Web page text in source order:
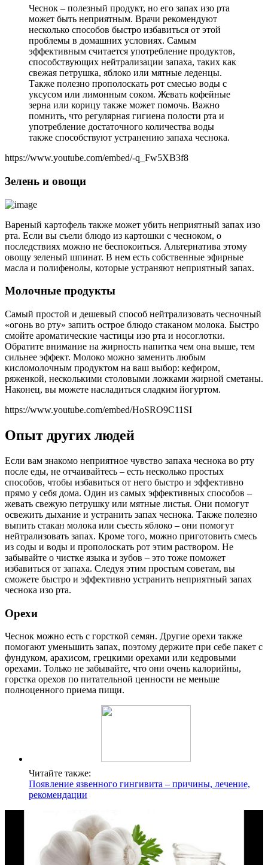
Чеснок – полезный продукт, но его запах изо рта
может быть неприятным. Врачи рекомендуют
несколько способов быстро избавиться от этой
проблемы в домашних условиях. Самым
эффективным считается употребление продуктов,
способствующих нейтрализации запаха, таких как
свежая петрушка, яблоко или мятные леденцы.
Также полезно прополоскать рот смесью воды с
уксусом или лимонным соком. Жевать кофейные
зерна или корицу также может помочь. Важно
помнить, что регулярная гигиена полости рта и
употребление достаточного количества воды
также способствуют устранению запаха чеснока.
https://www.youtube.com/embed/-q_Fw5XB3f8
Зелень и овощи
Вареный картофель также может убить неприятный запах изо
рта. Если вы съели блюдо из картошки с чесноком, о
последствиях можно не беспокоиться. Альтернатива этому
овощу зеленый шпинат. В нем есть собственные эфирные
масла и полифенолы, которые устраняют неприятный запах.
Молочные продукты
Самый простой и дешевый способ нейтрализовать чесночный
«огонь во рту» запить острое блюдо стаканом молока. Быстро
смойте ароматические частицы изо рта и носоглотки.
Обратите внимание на жирность напитка чем она выше, тем
сильнее эффект. Молоко можно заменить любым
кисломолочным продуктом на ваш выбор: кефиром,
ряженкой, несколькими столовыми ложками жирной сметаны.
Наконец, вы можете насладиться сладким йогуртом.
https://www.youtube.com/embed/HoSRO9C11SI
Опыт других людей
Если вам знакомо неприятное чувство запаха чеснока во рту
после еды, не отчаивайтесь – есть несколько простых
способов, чтобы избавиться от него быстро и эффективно
прямо у себя дома. Один из самых эффективных способов –
жевать свежую петрушку или мятные листья. Они помогут
освежить дыхание и устранить запах чеснока. Также полезно
выпить стакан молока или съесть яблоко – они помогут
нейтрализовать запах. Кроме того, можно приготовить смесь
из соды и воды и прополоскать рот этим раствором. Не
забывайте о чистке языка и зубов – это тоже поможет
избавиться от запаха. Следуя этим простым советам, вы
сможете быстро и эффективно устранить неприятный запах
чеснока изо рта.
Орехи
Чеснок можно есть с горсткой семян. Другие орехи также
помогают уменьшить запах, поэтому держите при себе пакет с
фундуком, арахисом, грецкими орехами или кедровыми
орехами. Только не забывайте, что они очень калорийны,
горстка орехов по питательной ценности не меньше
полноценного приема пищи.
Читайте также:
Появление язвенного гингивита – причины, лечение,
рекомендации